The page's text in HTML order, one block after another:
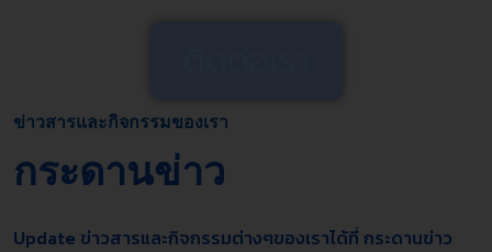
ข่าวสารและกิจกรรมของเรา
กระดานข่าว
Update ข่าวสารและกิจกรรมต่างๆของเราได้ที่ กระดานข่าว